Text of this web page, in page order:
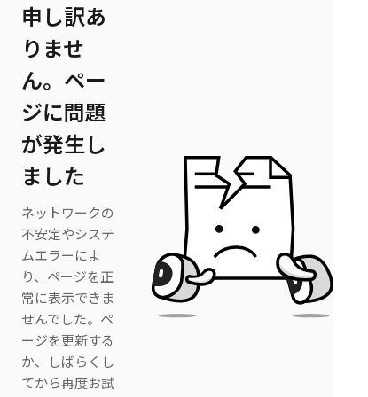
申し訳あ
りませ
ん。ペー
ジに問題
が発生し
ました
ネットワークの
不安定やシステ
ムエラーによ
り、ページを正
常に表示できま
せんでした。ペ
ージを更新する
か、しばらくし
てから再度お試